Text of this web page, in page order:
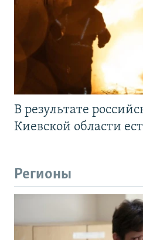
В результате
Киевской области
Регионы